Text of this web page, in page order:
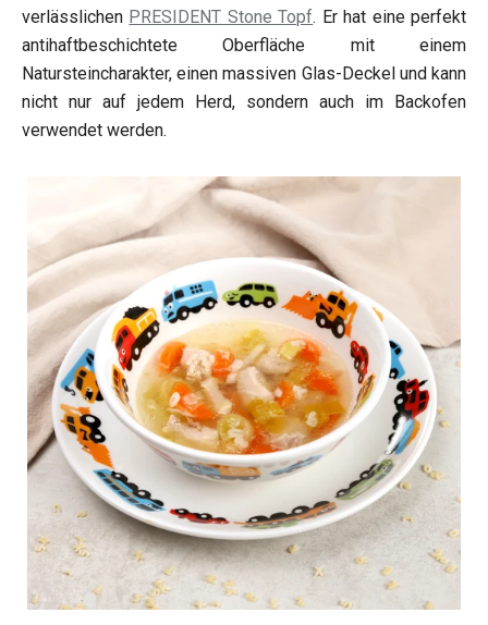
verlässlichen PRESIDENT Stone Topf. Er hat eine perfekt
antihaftbeschichtete Oberfläche mit einem
Natursteincharakter, einen massiven Glas-Deckel und kann
nicht nur auf jedem Herd, sondern auch im Backofen
verwendet werden.